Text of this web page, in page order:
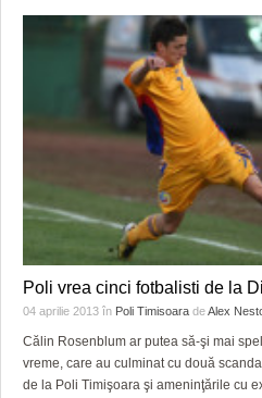
Poli vrea cinci fotbalisti de la
04 aprilie 2013 în Poli Timisoara deAlex
Călin Rosenblum ar putea să-şi mai
vreme, care au culminat cu două
de la Poli Timişoara şi ameninţările cu